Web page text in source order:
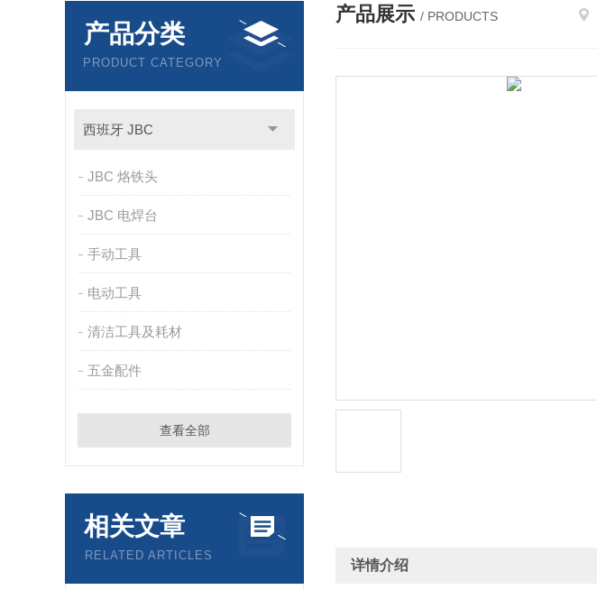
产品分类
PRODUCT CATEGORY
西班牙 JBC
JBC 烙铁头
JBC 电焊台
手动工具
电动工具
清洁工具及耗材
五金配件
查看全部
相关文章
RELATED ARTICLES
产品展示 / PRODUCTS
详情介绍